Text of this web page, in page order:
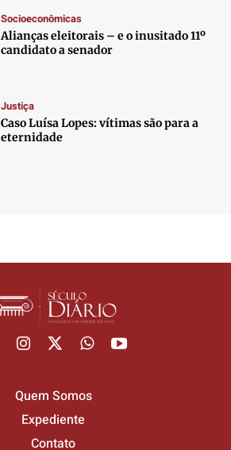
Socioeconômicas
Alianças eleitorais – e o inusitado 11º
candidato a senador
Justiça
Caso Luísa Lopes: vítimas são para a
eternidade
Quem Somos
Expediente
Contato